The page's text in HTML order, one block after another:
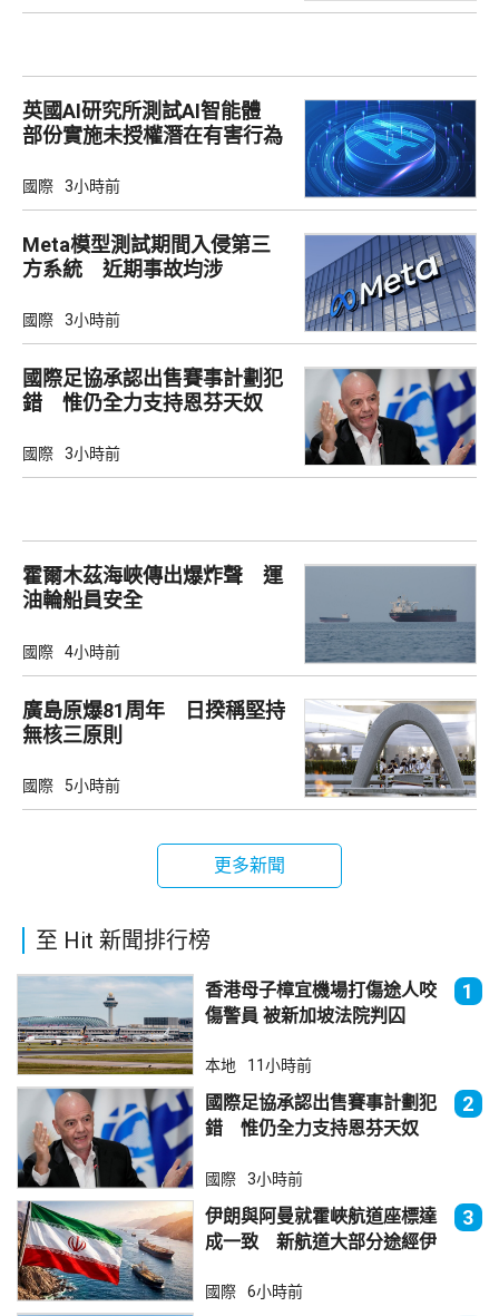
英國AI研究所測試AI智能體
部份實施未授權潛在有害行為
國際 3小時前
Meta模型測試期間入侵第三
方系統 近期事故均涉
國際 3小時前
國際足協承認出售賽事計劃犯
錯 惟仍全力支持恩芬天奴
國際 3小時前
霍爾木茲海峽傳出爆炸聲 運
油輪船員安全
國際 4小時前
廣島原爆81周年 日揆稱堅持
無核三原則
國際 5小時前
更多新聞
至 Hit 新聞排行榜
香港母子樟宜機場打傷途人咬
傷警員 被新加坡法院判囚
1
本地 11小時前
國際足協承認出售賽事計劃犯
錯 惟仍全力支持恩芬天奴
2
國際 3小時前
伊朗與阿曼就霍峽航道座標達
成一致 新航道大部分途經伊
3
國際 6小時前